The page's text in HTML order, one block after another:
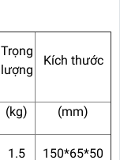
Trọng
lượng
Kích thước
(kg) (mm)
1.5 150*65*50